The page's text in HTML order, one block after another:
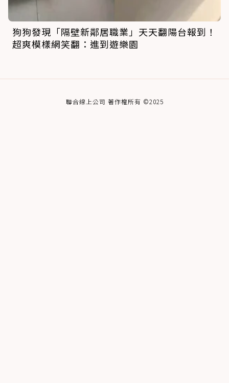
狗狗發現「隔壁新鄰居職業」天天翻陽台報到！
超爽模樣網笑翻：進到遊樂園
聯合線上公司 著作權所有 ©2025